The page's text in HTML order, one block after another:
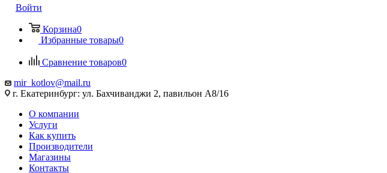
Войти
Корзина0
Избранные товары0
Сравнение товаров0
mir_kotlov@mail.ru
г. Екатеринбург: ул. Бахчиванджи 2, павильон А8/16
О компании
Услуги
Как купить
Производители
Магазины
Контакты